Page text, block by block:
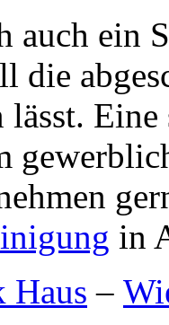
auch ein
die
lässt.
in
Haus –